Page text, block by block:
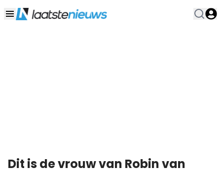
Dit is de vrouw van Robin van